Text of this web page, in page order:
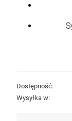
Dostępność:
Wysyłka w: